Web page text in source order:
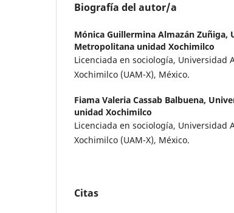
Biografía del autor/a
Mónica Guillermina Almazán Zuñiga,
Metropolitana unidad Xochimilco
Licenciada en sociología, Universidad
Xochimilco (UAM-X), México.
Fiama Valeria Cassab Balbuena,
unidad Xochimilco
Licenciada en sociología, Universidad
Xochimilco (UAM-X), México.
Citas